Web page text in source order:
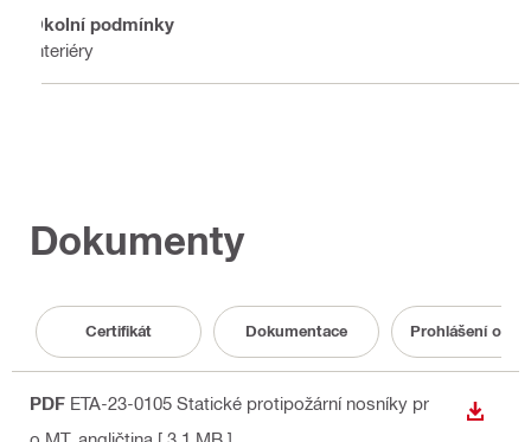
Okolní podmínky
Interiéry
Dokumenty
Certifikát Dokumentace Prohlášení o
PDF ETA-23-0105 Statické protipožární nosníky pr